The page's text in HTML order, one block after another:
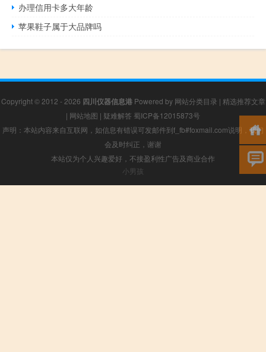
办理信用卡多大年龄
苹果鞋子属于大品牌吗
Copyright © 2012 - 2026 四川仪器信息港Powered by 网站分类目录 | 精选推荐文章
| 网站地图 | 疑难解答 蜀ICP备12015873号
声明：本站内容来自互联网，如信息有错误可发邮件到f_fb#foxmail.com说明，我们
会及时纠正，谢谢
本站仅为个人兴趣爱好，不接盈利性广告及商业合作
小男孩